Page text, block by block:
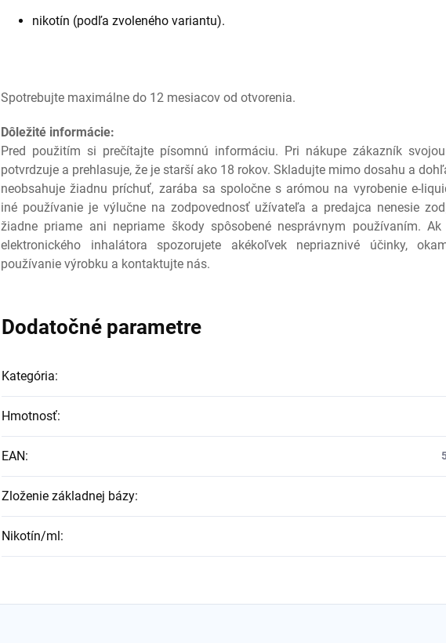
nikotín (podľa zvoleného variantu).
Spotrebujte maximálne do 12 mesiacov od otvorenia.
Dôležité informácie:
Pred použitím si prečítajte písomnú informáciu. Pri nákupe zákazník
potvrdzuje a prehlasuje, že je starší ako 18 rokov. Skladujte mimo dosahu a
neobsahuje žiadnu príchuť, zarába sa spoločne s arómou na vyrobenie e-
iné používanie je výlučne na zodpovednosť užívateľa a predajca nenesie
žiadne priame ani nepriame škody spôsobené nesprávnym používaním.
elektronického inhalátora spozorujete akékoľvek nepriaznivé účinky,
používanie výrobku a kontaktujte nás.
Dodatočné parametre
Kategória:
Hmotnosť:
EAN:
Zloženie základnej bázy:
Nikotín/ml: